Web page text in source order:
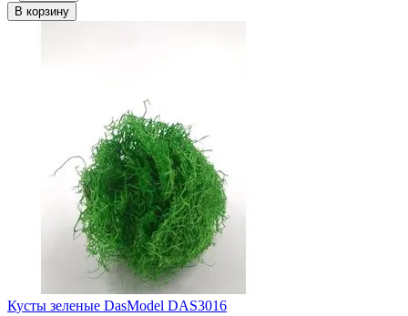
В корзину
Кусты зеленые DasModel DAS3016